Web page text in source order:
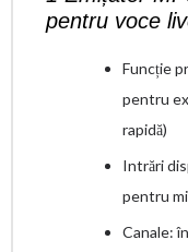
pentru voce
Funcție
pentru
rapidă)
Intrări
pentru
Canale: